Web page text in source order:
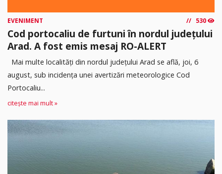
EVENIMENT 530
Cod portocaliu de furtuni în nordul județului
Arad. A fost emis mesaj RO-ALERT
Mai multe localități din nordul județului Arad se află, joi, 6
august, sub incidența unei avertizări meteorologice Cod
Portocaliu...
citește mai mult »